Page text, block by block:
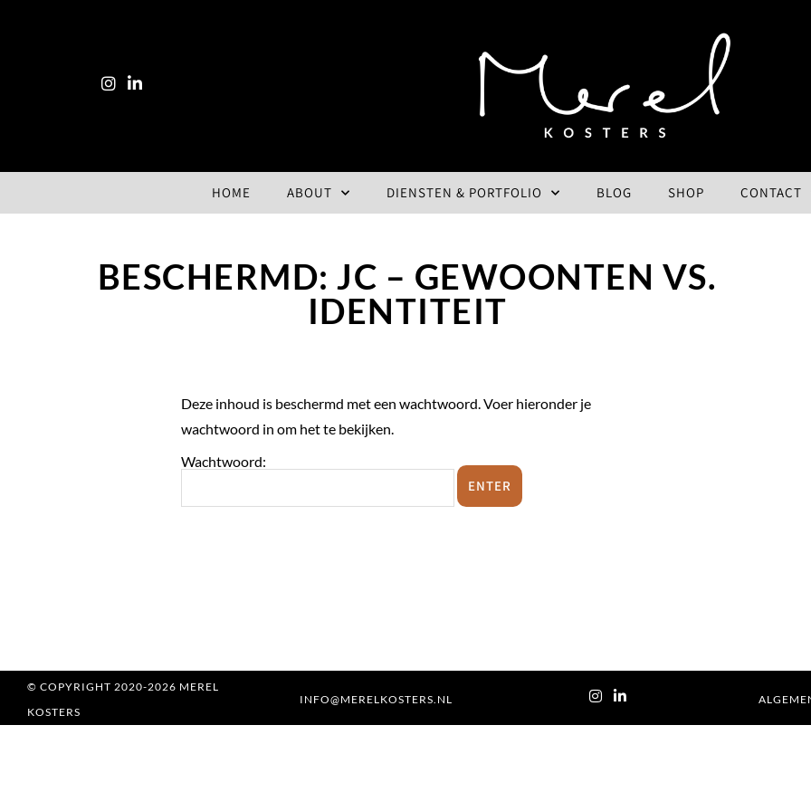
HOME ABOUT DIENSTEN & PORTFOLIO BLOG SHOP CONTACT
BESCHERMD: JC – GEWOONTEN VS.
IDENTITEIT
Deze inhoud is beschermd met een wachtwoord. Voer hieronder je
wachtwoord in om het te bekijken.
Wachtwoord:
© COPYRIGHT 2020-2026 MEREL
KOSTERS
INFO@MERELKOSTERS.NL